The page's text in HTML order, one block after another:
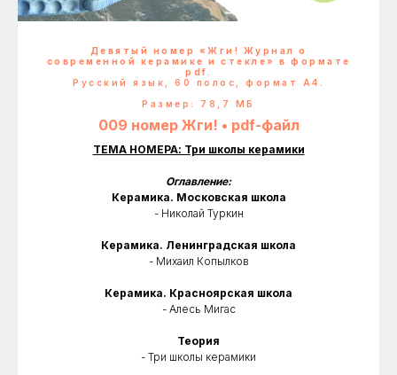
Девятый номер «Жги! Журнал о
современной керамике и стекле» в формате
pdf.
Русский язык, 60 полос, формат А4.
Размер: 78,7 МБ
009 номер Жги! • pdf-файл
ТЕМА НОМЕРА: Три школы керамики
Оглавление:
Керамика. Московская школа
- Николай Туркин
Керамика. Ленинградская школа
- Михаил Копылков
Керамика. Красноярская школа
- Алесь Мигас
Теория
- Три школы керамики